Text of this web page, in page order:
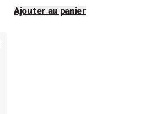
Ajouter au panier